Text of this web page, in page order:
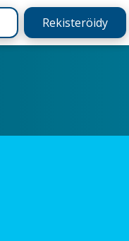
Rekisteröidy